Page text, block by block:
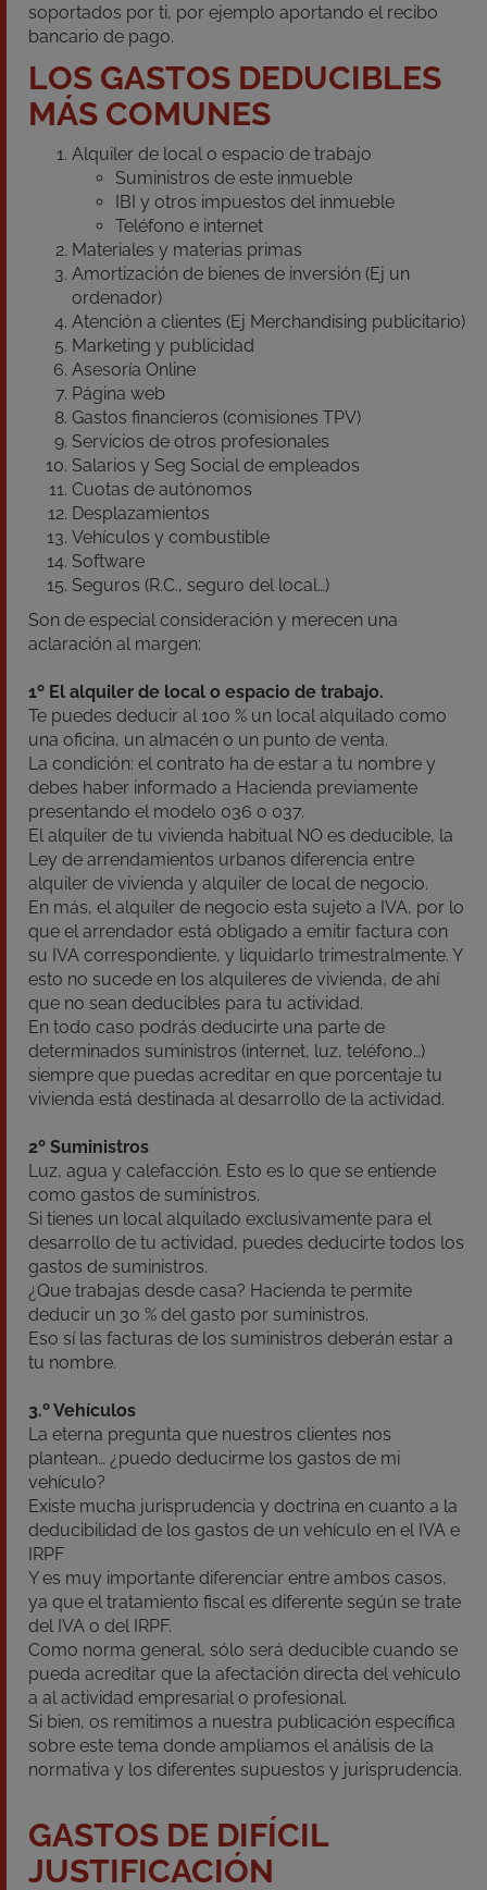
soportados por ti, por ejemplo aportando el recibo
bancario de pago.
LOS GASTOS DEDUCIBLES
MÁS COMUNES
Alquiler de local o espacio de trabajo
Suministros de este inmueble
IBI y otros impuestos del inmueble
Teléfono e internet
Materiales y materias primas
Amortización de bienes de inversión (Ej un
ordenador)
Atención a clientes (Ej Merchandising publicitario)
Marketing y publicidad
Asesoría Online
Página web
Gastos financieros (comisiones TPV)
Servicios de otros profesionales
Salarios y Seg Social de empleados
Cuotas de autónomos
Desplazamientos
Vehículos y combustible
Software
Seguros (R.C., seguro del local…)
Son de especial consideración y merecen una
aclaración al margen:
1º El alquiler de local o espacio de trabajo.
Te puedes deducir al 100 % un local alquilado como
una oficina, un almacén o un punto de venta.
La condición: el contrato ha de estar a tu nombre y
debes haber informado a Hacienda previamente
presentando el modelo 036 o 037.
El alquiler de tu vivienda habitual NO es deducible, la
Ley de arrendamientos urbanos diferencia entre
alquiler de vivienda y alquiler de local de negocio.
En más, el alquiler de negocio esta sujeto a IVA, por lo
que el arrendador está obligado a emitir factura con
su IVA correspondiente, y liquidarlo trimestralmente. Y
esto no sucede en los alquileres de vivienda, de ahí
que no sean deducibles para tu actividad.
En todo caso podrás deducirte una parte de
determinados suministros (internet, luz, teléfono…)
siempre que puedas acreditar en que porcentaje tu
vivienda está destinada al desarrollo de la actividad.
2º Suministros
Luz, agua y calefacción. Esto es lo que se entiende
como gastos de suministros.
Si tienes un local alquilado exclusivamente para el
desarrollo de tu actividad, puedes deducirte todos los
gastos de suministros.
¿Que trabajas desde casa? Hacienda te permite
deducir un 30 % del gasto por suministros.
Eso sí las facturas de los suministros deberán estar a
tu nombre.
3.º Vehículos
La eterna pregunta que nuestros clientes nos
plantean… ¿puedo deducirme los gastos de mi
vehículo?
Existe mucha jurisprudencia y doctrina en cuanto a la
deducibilidad de los gastos de un vehículo en el IVA e
IRPF
Y es muy importante diferenciar entre ambos casos,
ya que el tratamiento fiscal es diferente según se trate
del IVA o del IRPF.
Como norma general, sólo será deducible cuando se
pueda acreditar que la afectación directa del vehículo
a al actividad empresarial o profesional.
Si bien, os remitimos a nuestra publicación específica
sobre este tema donde ampliamos el análisis de la
normativa y los diferentes supuestos y jurisprudencia.
GASTOS DE DIFÍCIL
JUSTIFICACIÓN